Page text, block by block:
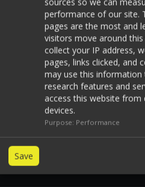
Σκολίωση
Κατεβάστε το σε μορφή
Δείτε τον κατάλογο εδώ
View our catalogue
performance of our site.
pages are the most and
visitors move around
collect your IP address,
pages, links clicked, and
may use this
research features and
access this website
devices.
Purpose: Performance
Save